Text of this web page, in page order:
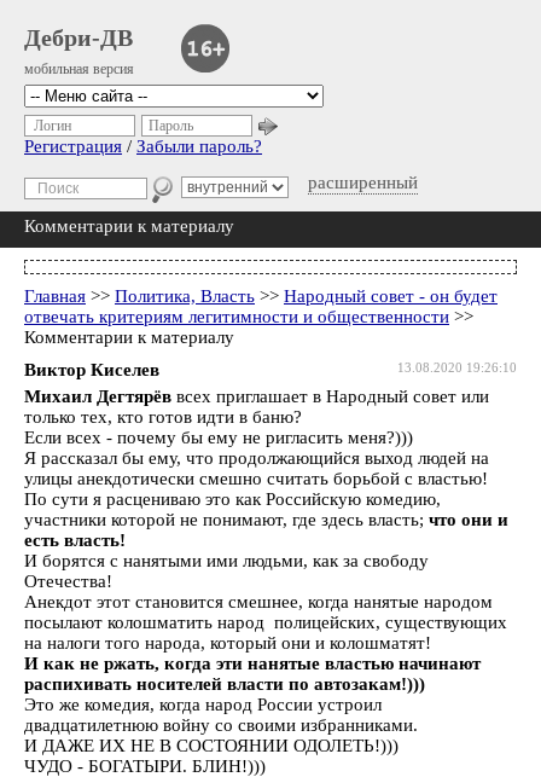
Дебри-ДВ
мобильная версия
расширенный
Логин Пароль
Регистрация / Забыли пароль?
Комментарии к материалу
Главная >> Политика, Власть >> Народный совет - он будет
отвечать критериям легитимности и общественности >>
Комментарии к материалу
13.08.2020 19:26:10
Виктор Киселев
Михаил Дегтярёв всех приглашает в Народный совет или
только тех, кто готов идти в баню?
Если всех - почему бы ему не ригласить меня?)))
Я рассказал бы ему, что продолжающийся выход людей на
улицы анекдотически смешно считать борьбой с властью!
По сути я расцениваю это как Российскую комедию,
участники которой не понимают, где здесь власть; что они и
есть власть!
И борятся с нанятыми ими людьми, как за свободу
Отечества!
Анекдот этот становится смешнее, когда нанятые народом
посылают колошматить народ полицейских, существующих
на налоги того народа, который они и колошматят!
И как не ржать, когда эти нанятые властью начинают
распихивать носителей власти по автозакам!)))
Это же комедия, когда народ России устроил
двадцатилетнюю войну со своими избранниками.
И ДАЖЕ ИХ НЕ В СОСТОЯНИИ ОДОЛЕТЬ!)))
ЧУДО - БОГАТЫРИ. БЛИН!)))